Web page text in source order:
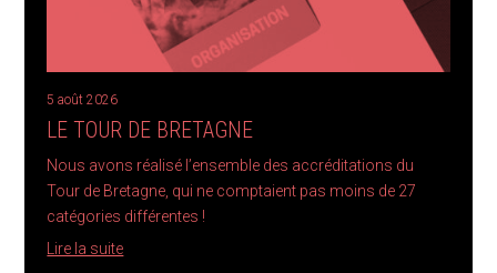
5 août 2026
LE TOUR DE BRETAGNE
Nous avons réalisé l’ensemble des accréditations du
Tour de Bretagne, qui ne comptaient pas moins de 27
catégories différentes !
Lire la suite